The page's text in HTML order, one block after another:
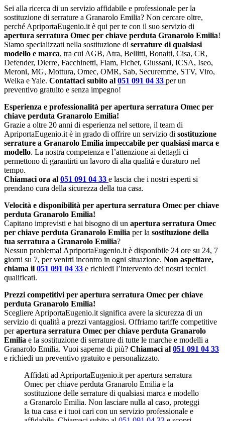
Sei alla ricerca di un servizio affidabile e professionale per la
sostituzione di serrature a Granarolo Emilia? Non cercare oltre,
perché ApriportaEugenio.it è qui per te con il suo servizio di
apertura serratura Omec per chiave perduta Granarolo Emilia!
Siamo specializzati nella sostituzione di serrature di qualsiasi
modello e marca, tra cui AGB, Atra, Bellitti, Bonaiti, Cisa, CR,
Defender, Dierre, Facchinetti, Fiam, Fichet, Giussani, ICSA, Iseo,
Meroni, MG, Mottura, Omec, OMR, Sab, Securemme, STV, Viro,
Welka e Yale. Contattaci subito al 051 091 04 33 per un
preventivo gratuito e senza impegno!
Esperienza e professionalità per apertura serratura Omec per
chiave perduta Granarolo Emilia!
Grazie a oltre 20 anni di esperienza nel settore, il team di
ApriportaEugenio.it è in grado di offrire un servizio di sostituzione
serrature a Granarolo Emilia impeccabile per qualsiasi marca e
modello. La nostra competenza e l’attenzione ai dettagli ci
permettono di garantirti un lavoro di alta qualità e duraturo nel
tempo.
Chiamaci ora al 051 091 04 33 e lascia che i nostri esperti si
prendano cura della sicurezza della tua casa.
Velocità e disponibilità per apertura serratura Omec per chiave
perduta Granarolo Emilia!
Capitano imprevisti e hai bisogno di un apertura serratura Omec
per chiave perduta Granarolo Emilia per la sostituzione della
tua serratura a Granarolo Emilia?
Nessun problema! ApriportaEugenio.it è disponibile 24 ore su 24, 7
giorni su 7, per venirti incontro in ogni situazione. Non aspettare,
chiama il 051 091 04 33 e richiedi l’intervento dei nostri tecnici
qualificati.
Prezzi competitivi per apertura serratura Omec per chiave
perduta Granarolo Emilia!
Scegliere ApriportaEugenio.it significa avere la sicurezza di un
servizio di qualità a prezzi vantaggiosi. Offriamo tariffe competitive
perapertura serratura Omec per chiave perduta Granarolo
Emilia e la sostituzione di serrature di tutte le marche e modelli a
Granarolo Emilia. Vuoi saperne di più? Chiamaci al 051 091 04 33
e richiedi un preventivo gratuito e personalizzato.
Affidati ad ApriportaEugenio.it per apertura serratura
Omec per chiave perduta Granarolo Emilia e la
sostituzione delle serrature di qualsiasi marca e modello
a Granarolo Emilia. Non lasciare nulla al caso, proteggi
la tua casa e i tuoi cari con un servizio professionale e